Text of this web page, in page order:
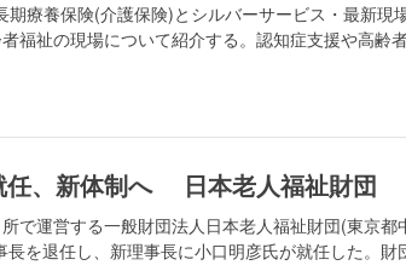
療養保険(介護保険)とシルバーサービス・最新現
福祉の現場について紹介する。認知症支援や高齢
、新体制へ 日本老人福祉財団
で運営する一般財団法人日本老人福祉財団(東京都
を退任し、新理事長に小口明彦氏が就任した。財